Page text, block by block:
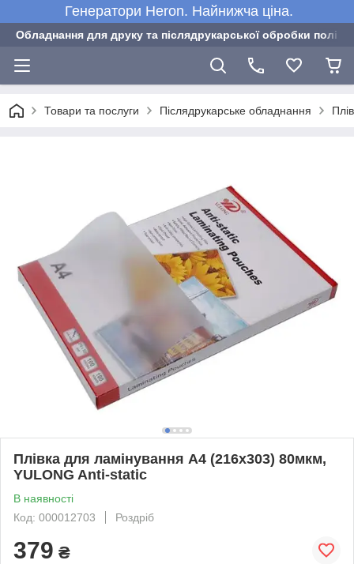
Генератори Heron. Найнижча ціна.
Обладнання для друку та післядрукарської обробки
Товари та послуги Післядрукарське обладнання
Плівка для ламінування A4 (216х303) 80мкм,
YULONG Anti-static
В наявності
Код: 000012703
Роздріб
379 ₴